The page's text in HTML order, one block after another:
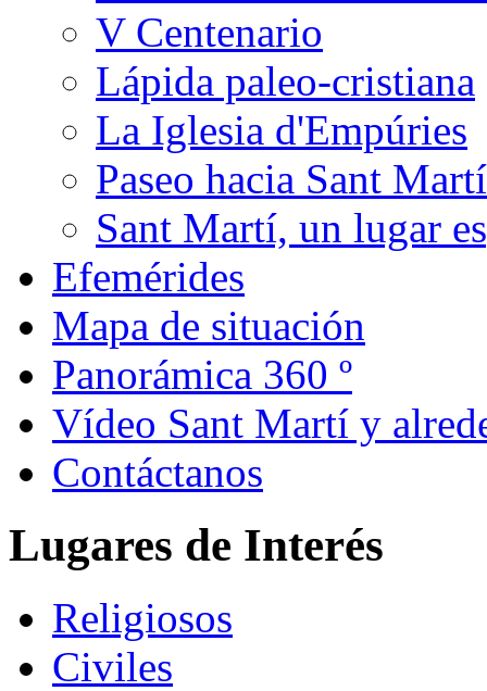
V Centenario
Lápida paleo-cristiana
La Iglesia d'Empúries
Paseo hacia Sant Martí
Sant Martí, un lugar
Efemérides
Mapa de situación
Panorámica 360 º
Vídeo Sant Martí y
Contáctanos
Lugares de Interés
Religiosos
Civiles